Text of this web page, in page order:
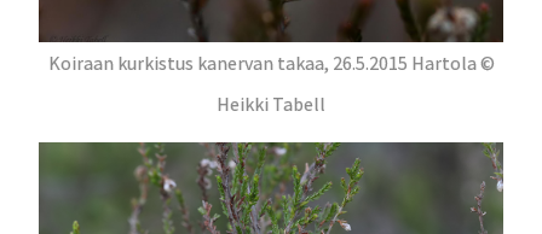
Koiraan kurkistus kanervan takaa, 26.5.2015 Hartola ©
Heikki Tabell